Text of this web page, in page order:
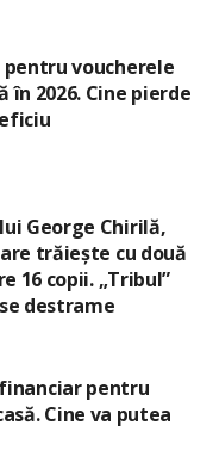
pentru voucherele
în 2026. Cine pierde
George Chirilă,
trăiește cu două
16 copii. „Tribul”
destrame
pentru
Cine va putea